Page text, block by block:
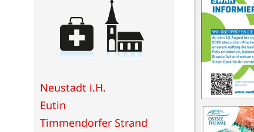
Neustadt i.H.
Eutin
Timmendorfer Strand